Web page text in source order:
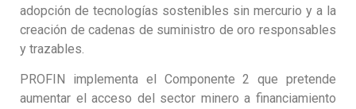
adopción de tecnologías sostenibles sin mercurio y a la
creación de cadenas de suministro de oro responsables
y trazables.
PROFIN implementa el Componente 2 que pretende
aumentar el acceso del sector minero a financiamiento